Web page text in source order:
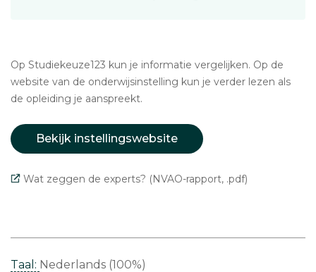
Op Studiekeuze123 kun je informatie vergelijken. Op de
website van de onderwijsinstelling kun je verder lezen als
de opleiding je aanspreekt.
Bekijk instellingswebsite
Wat zeggen de experts? (NVAO-rapport, .pdf)
Taal: Nederlands (100%)